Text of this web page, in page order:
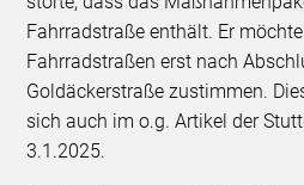
Fahrradstraße enthält. Er
Fahrradstraßen erst nach
Goldäckerstraße zustimmen.
sich auch im o.g. Artikel der
3.1.2025.